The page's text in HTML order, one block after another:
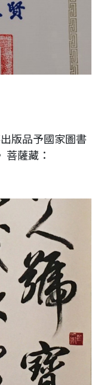
版品予國家圖書
薩藏：